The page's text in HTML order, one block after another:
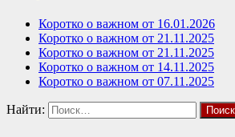
Коротко о важном от 16.01.2026
Коротко о важном от 21.11.2025
Коротко о важном от 21.11.2025
Коротко о важном от 14.11.2025
Коротко о важном от 07.11.2025
Найти: